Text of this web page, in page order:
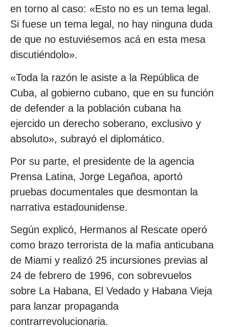
en torno al caso: «Esto no es un tema legal.
Si fuese un tema legal, no hay ninguna duda
de que no estuviésemos acá en esta mesa
discutiéndolo».
«Toda la razón le asiste a la República de
Cuba, al gobierno cubano, que en su función
de defender a la población cubana ha
ejercido un derecho soberano, exclusivo y
absoluto», subrayó el diplomático.
Por su parte, el presidente de la agencia
Prensa Latina, Jorge Legañoa, aportó
pruebas documentales que desmontan la
narrativa estadounidense.
Según explicó, Hermanos al Rescate operó
como brazo terrorista de la mafia anticubana
de Miami y realizó 25 incursiones previas al
24 de febrero de 1996, con sobrevuelos
sobre La Habana, El Vedado y Habana Vieja
para lanzar propaganda
contrarrevolucionaria.